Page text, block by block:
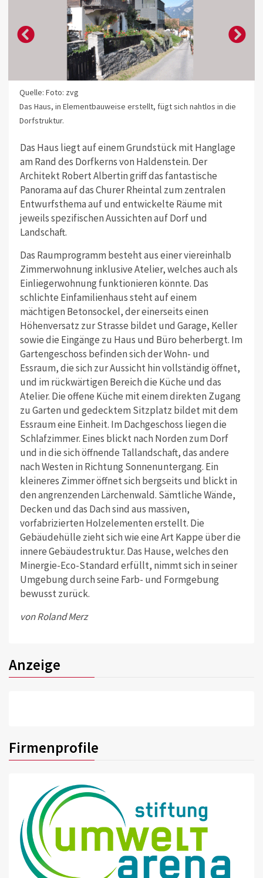
Quelle: Foto: zvg
Das Haus, in Elementbauweise erstellt, fügt sich nahtlos in die
Dorfstruktur.
Das Haus liegt auf einem Grundstück mit Hanglage
am Rand des Dorfkerns von Haldenstein. Der
Architekt Robert Albertin griff das fantastische
Panorama auf das Churer Rheintal zum zentralen
Entwurfsthema auf und entwickelte Räume mit
jeweils spezifischen Aussichten auf Dorf und
Landschaft.
Das Raumprogramm besteht aus einer viereinhalb
Zimmerwohnung inklusive Atelier, welches auch als
Einliegerwohnung funktionieren könnte. Das
schlichte Einfamilienhaus steht auf einem
mächtigen Betonsockel, der einerseits einen
Höhenversatz zur Strasse bildet und Garage, Keller
sowie die Eingänge zu Haus und Büro beherbergt. Im
Gartengeschoss befinden sich der Wohn- und
Essraum, die sich zur Aussicht hin vollständig öffnet,
und im rückwärtigen Bereich die Küche und das
Atelier. Die offene Küche mit einem direkten Zugang
zu Garten und gedecktem Sitzplatz bildet mit dem
Essraum eine Einheit. Im Dachgeschoss liegen die
Schlafzimmer. Eines blickt nach Norden zum Dorf
und in die sich öffnende Tallandschaft, das andere
nach Westen in Richtung Sonnenuntergang. Ein
kleineres Zimmer öffnet sich bergseits und blickt in
den angrenzenden Lärchenwald. Sämtliche Wände,
Decken und das Dach sind aus massiven,
vorfabrizierten Holzelementen erstellt. Die
Gebäudehülle zieht sich wie eine Art Kappe über die
innere Gebäudestruktur. Das Hause, welches den
Minergie-Eco-Standard erfüllt, nimmt sich in seiner
Umgebung durch seine Farb- und Formgebung
bewusst zurück.
von Roland Merz
Anzeige
Firmenprofile